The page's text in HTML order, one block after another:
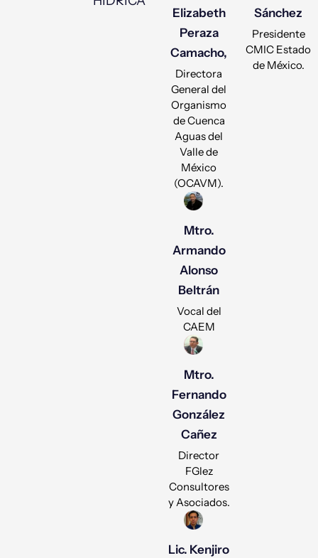
Elizabeth
Peraza
Camacho,
Directora
General del
Organismo
de Cuenca
Aguas del
Valle de
México
(OCAVM).
Mtro.
Armando
Alonso
Beltrán
Vocal del
CAEM
Mtro.
Fernando
González
Cañez
Director
FGlez
Consultores
y Asociados.
Lic. Kenjiro
Sánchez
Presidente
CMIC Estado
de México.